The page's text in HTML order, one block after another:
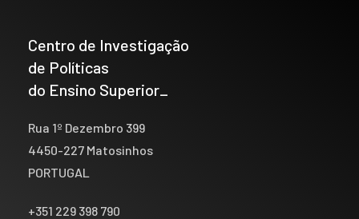
Centro de Investigação
de Políticas
do Ensino Superior_
Rua 1º Dezembro 399
4450-227 Matosinhos
PORTUGAL
+351 229 398 790